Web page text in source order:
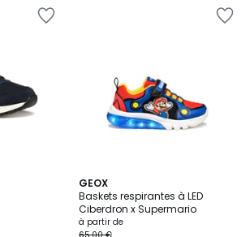
GEOX
Baskets respirantes à LED
Ciberdron x Supermario
à partir de